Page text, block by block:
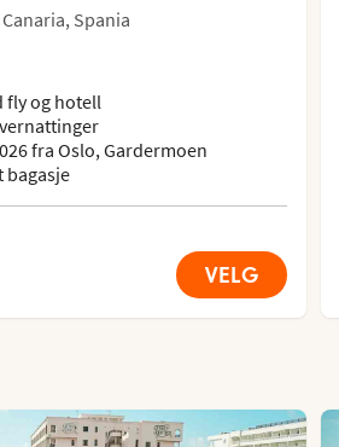
Spania
fly og hotell
fra Oslo, Gardermoen
bagasje
VELG